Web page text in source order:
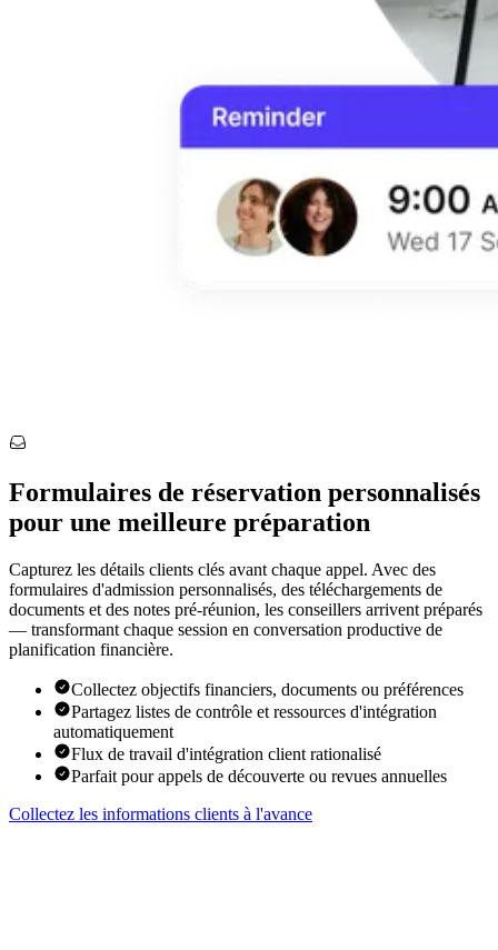
Formulaires de réservation personnalisés
pour une meilleure préparation
Capturez les détails clients clés avant chaque appel. Avec des
formulaires d'admission personnalisés, des téléchargements de
documents et des notes pré-réunion, les conseillers arrivent préparés
— transformant chaque session en conversation productive de
planification financière.
Collectez objectifs financiers, documents ou préférences
Partagez listes de contrôle et ressources d'intégration
automatiquement
Flux de travail d'intégration client rationalisé
Parfait pour appels de découverte ou revues annuelles
Collectez les informations clients à l'avance